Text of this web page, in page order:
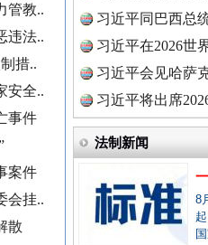
管教..
违法..
措..
安全..
事件
案件
会挂..
散
习近平同巴西总
习近平在2026世
理高级..
习近平会见哈萨
习近平将出席
球治理..
法制新闻
8
新闻网.
来 广州首